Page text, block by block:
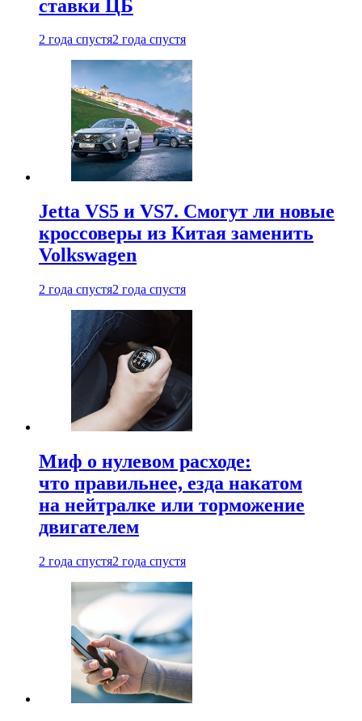
ставки ЦБ
2 года спустя2 года спустя
Jetta VS5 и VS7. Смогут ли новые
кроссоверы из Китая заменить
Volkswagen
2 года спустя2 года спустя
Миф о нулевом расходе:
что правильнее, езда накатом
на нейтралке или торможение
двигателем
2 года спустя2 года спустя